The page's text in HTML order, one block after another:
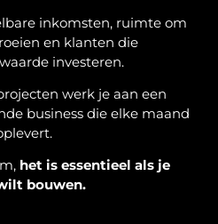
inkomsten, ruimte om
en klanten die
investeren.
werk je aan een
business die elke maand
het is essentieel als je
bouwen.